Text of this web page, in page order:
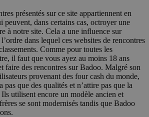
présentés sur ce site appartiennent en
peuvent, dans certains cas, octroyer une
à notre site. Cela a une influence sur
dans lequel ces websites de rencontres
Comme pour toutes les
il faut que vous ayez au moins 18 ans
faire des rencontres sur Badoo. Malgré son
provenant des four cash du monde,
pas que des qualités et n’attire pas que la
utilisent encore un modèle ancien et
se sont modernisés tandis que Badoo